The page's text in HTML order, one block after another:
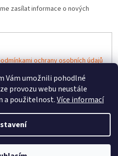
Vám umožnili pohodlné
provozu webu neustále
a použitelnost.Více informací
zasílat informace o nových
ochrany osobních údajů
Shoptet